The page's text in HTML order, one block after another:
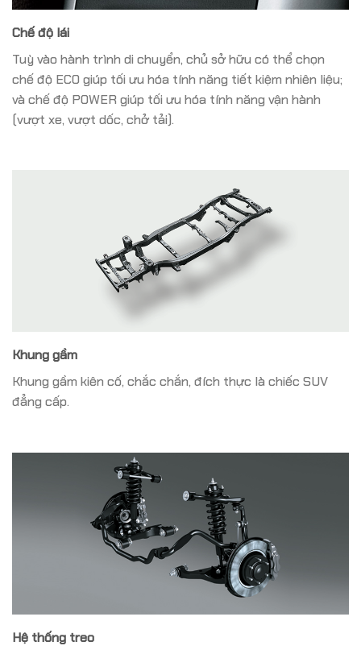
Chế độ lái
Tuỳ vào hành trình di chuyển, chủ sở hữu có thể chọn
chế độ ECO giúp tối ưu hóa tính năng tiết kiệm nhiên liệu;
và chế độ POWER giúp tối ưu hóa tính năng vận hành
(vượt xe, vượt dốc, chở tải).
Khung gầm
Khung gầm kiên cố, chắc chắn, đích thực là chiếc SUV
đẳng cấp.
Hệ thống treo